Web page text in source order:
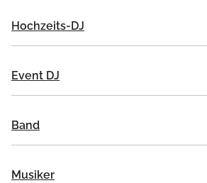
Hochzeits-DJ
Event DJ
Band
Musiker